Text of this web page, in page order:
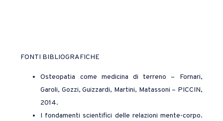
FONTI BIBLIOGRAFICHE
Osteopatia come medicina di terreno – Fornari,
Garoli, Gozzi, Guizzardi, Martini, Matassoni – PICCIN,
2014.
I fondamenti scientifici delle relazioni mente-corpo.